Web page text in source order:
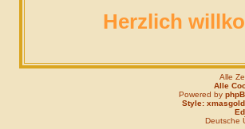
Herzlich
Alle
Alle
Powered by
Style: xmasgold
Deutsche